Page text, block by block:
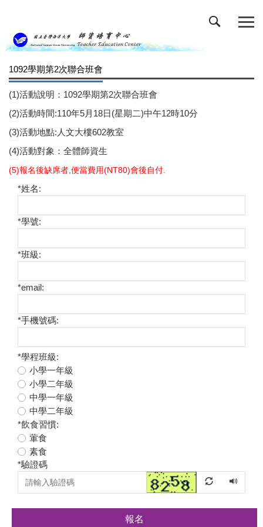
主
要
容
1092學期第2次聯合班會
(1)活動說明：1092學期第2次聯合班會
(2)活動時間:110年5月18日(星期二)中午12時10分
(3)活動地點:人文大樓602教室
(4)活動對象：全體師資生
(5)報名後缺席者,便當費用(NT80)會後自付.
*姓名:
*學號:
*班級:
*email:
*手機號碼:
*學程班級:
小學一年級
小學二年級
中學一年級
中學二年級
*飲食習慣:
葷食
素食
*驗證碼
報名